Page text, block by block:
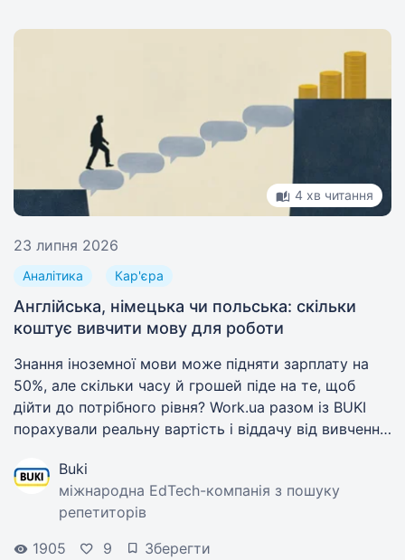
4 хв читання
23 липня 2026
Аналітика Кар'єра
Англійська, німецька чи польська: скільки
коштує вивчити мову для роботи
Знання іноземної мови може підняти зарплату на
50%, але скільки часу й грошей піде на те, щоб
дійти до потрібного рівня? Work.ua разом із BUKI
порахували реальну вартість і віддачу від вивчення
Buki
міжнародна EdTech-компанія з пошуку
репетиторів
1905
9 Зберегти